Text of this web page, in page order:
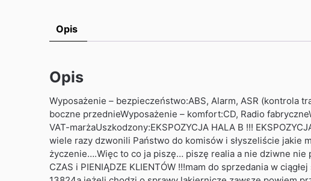
Opis
Opis
Wyposażenie – bezpieczeństwo:ABS, Alarm, ASR (kontrola
boczne przednieWyposażenie – komfort:CD, Radio
VAT-marżaUszkodzony:EKSPOZYCJA HALA B !!!
wiele razy dzwonili Państwo do komisów i słyszeliście jakie
życzenie….Więc to co ja piszę… piszę realia a nie dziwne
CZAS i PIENIĄDZE KLIENTÓW !!!mam do sprzedania w